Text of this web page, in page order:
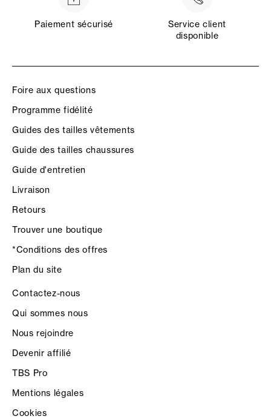
Paiement sécurisé
Service client
disponible
Foire aux questions
Programme fidélité
Guides des tailles vêtements
Guide des tailles chaussures
Guide d'entretien
Livraison
Retours
Trouver une boutique
*Conditions des offres
Plan du site
Contactez-nous
Qui sommes nous
Nous rejoindre
Devenir affilié
TBS Pro
Mentions légales
Cookies